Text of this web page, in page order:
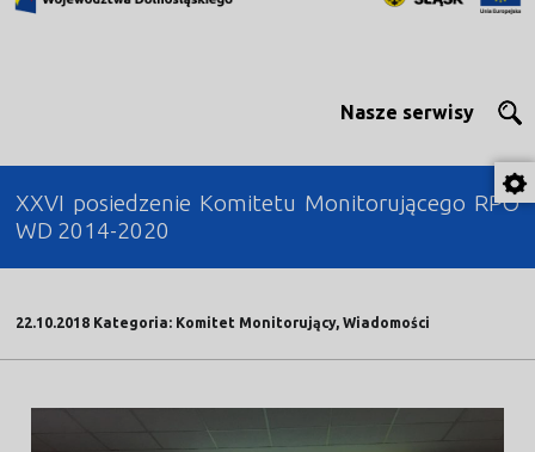
Nasze serwisy
XXVI posiedzenie Komitetu Monitorującego RPO
WD 2014-2020
22.10.2018 Kategoria: Komitet Monitorujący, Wiadomości